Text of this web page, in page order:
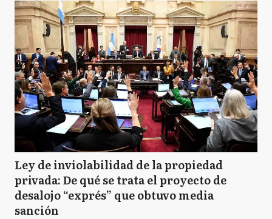
Ley de inviolabilidad de la propiedad
privada: De qué se trata el proyecto de
desalojo “exprés” que obtuvo media
sanción